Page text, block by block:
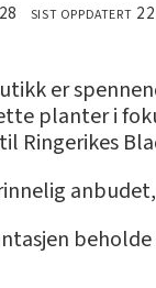
SIST OPPDATERT
er
planter i
Ringerikes